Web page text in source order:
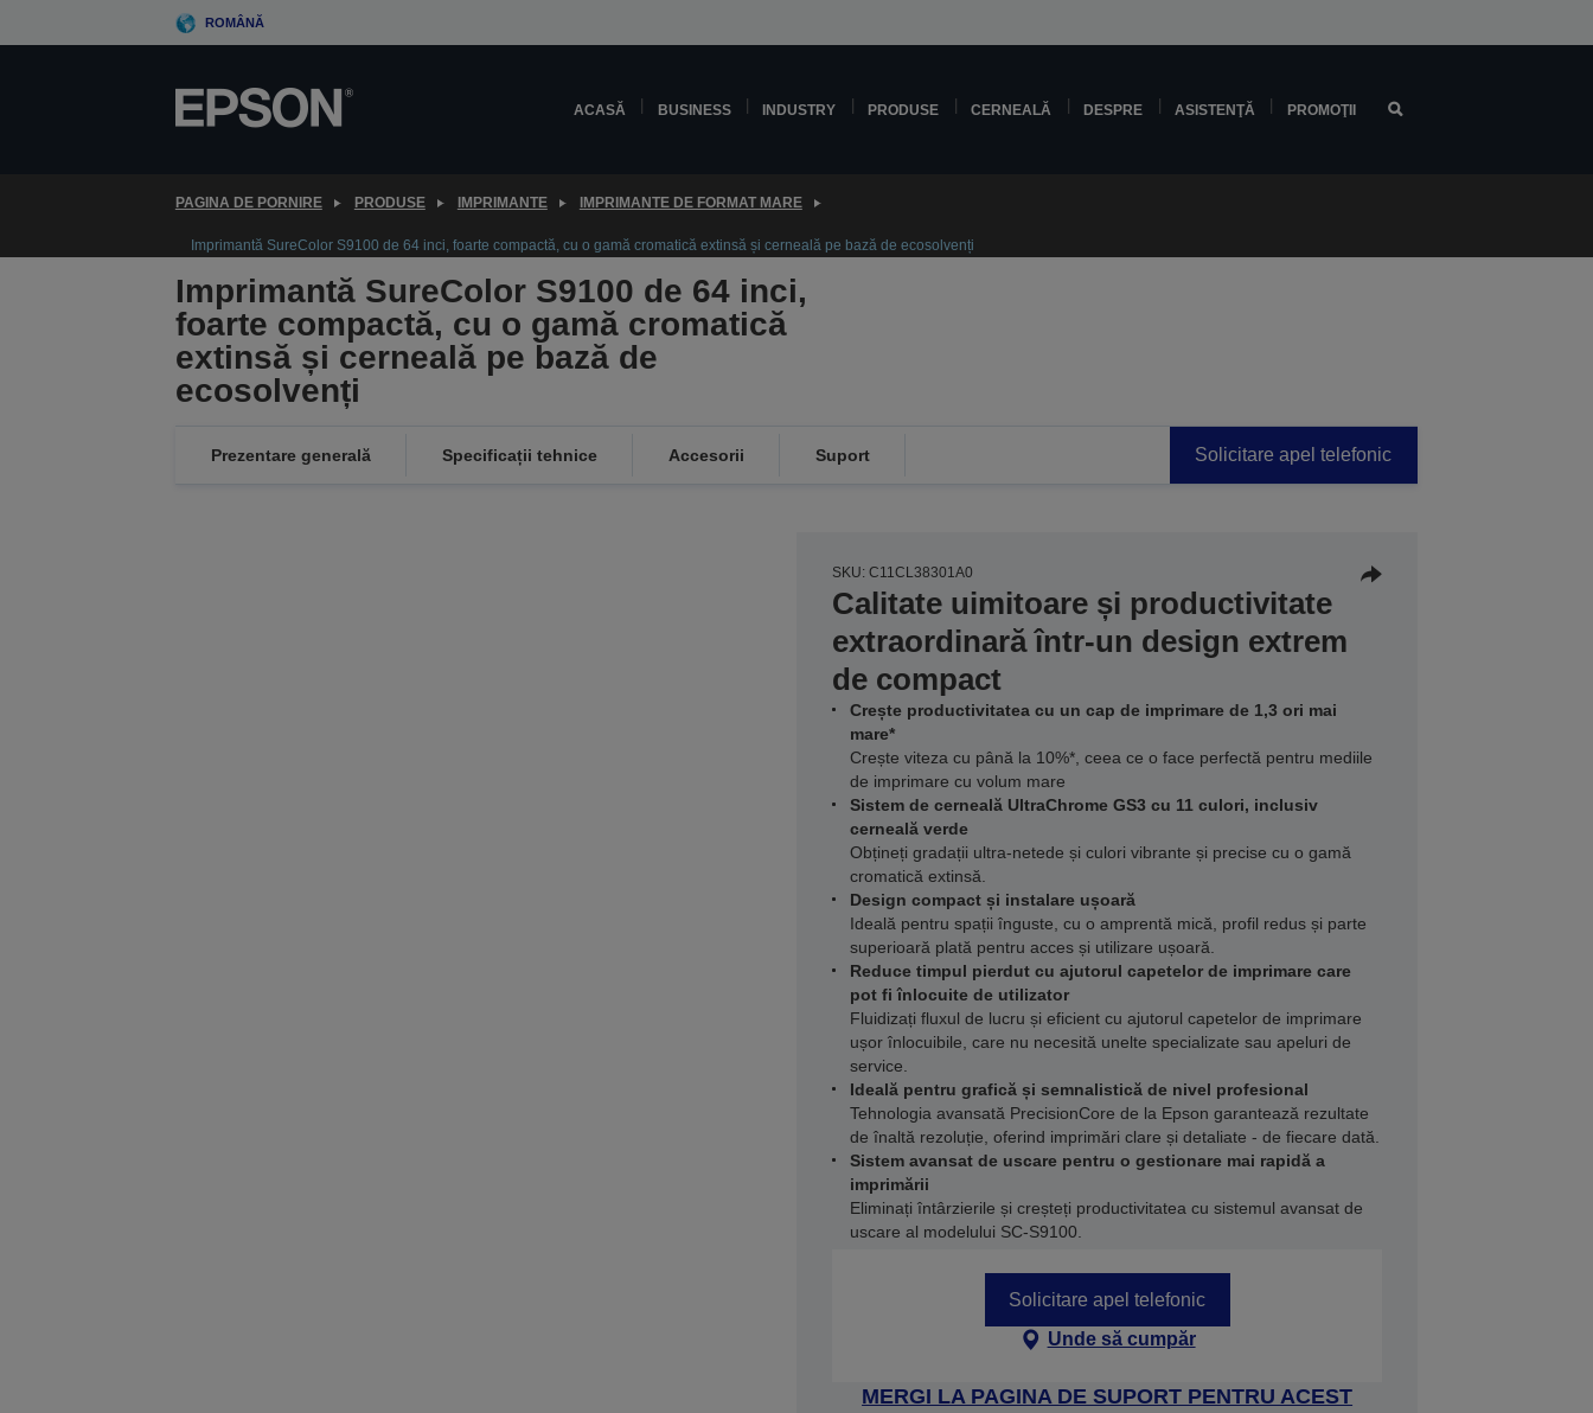
to
ROMÂNĂ
ACASĂ BUSINESS INDUSTRY PRODUSE CERNEALĂ DESPRE ASISTENŢĂ PROMOŢII
PAGINA DE PORNIRE PRODUSE IMPRIMANTE IMPRIMANTE DE FORMAT MARE
Imprimantă SureColor S9100 de 64 inci, foarte compactă, cu o gamă cromatică extinsă și cerneală pe bază de ecosolvenți
Imprimantă SureColor S9100 de 64 inci,
foarte compactă, cu o gamă cromatică
extinsă și cerneală pe bază de
ecosolvenți
Prezentare generală Specificații tehnice Accesorii Suport Solicitare apel telefonic
SKU: C11CL38301A0
Calitate uimitoare și productivitate
extraordinară într-un design extrem
de compact
Crește productivitatea cu un cap de imprimare de 1,3 ori mai
mare*
Crește viteza cu până la 10%*, ceea ce o face perfectă pentru mediile
de imprimare cu volum mare
Sistem de cerneală UltraChrome GS3 cu 11 culori, inclusiv
cerneală verde
Obțineți gradații ultra-netede și culori vibrante și precise cu o gamă
cromatică extinsă.
Design compact și instalare ușoară
Ideală pentru spații înguste, cu o amprentă mică, profil redus și parte
superioară plată pentru acces și utilizare ușoară.
Reduce timpul pierdut cu ajutorul capetelor de imprimare care
pot fi înlocuite de utilizator
Fluidizați fluxul de lucru și eficient cu ajutorul capetelor de imprimare
ușor înlocuibile, care nu necesită unelte specializate sau apeluri de
service.
Ideală pentru grafică și semnalistică de nivel profesional
Tehnologia avansată PrecisionCore de la Epson garantează rezultate
de înaltă rezoluție, oferind imprimări clare și detaliate - de fiecare dată.
Sistem avansat de uscare pentru o gestionare mai rapidă a
imprimării
Eliminați întârzierile și creșteți productivitatea cu sistemul avansat de
uscare al modelului SC-S9100.
Solicitare apel telefonic
Unde să cumpăr
MERGI LA PAGINA DE SUPORT PENTRU ACEST